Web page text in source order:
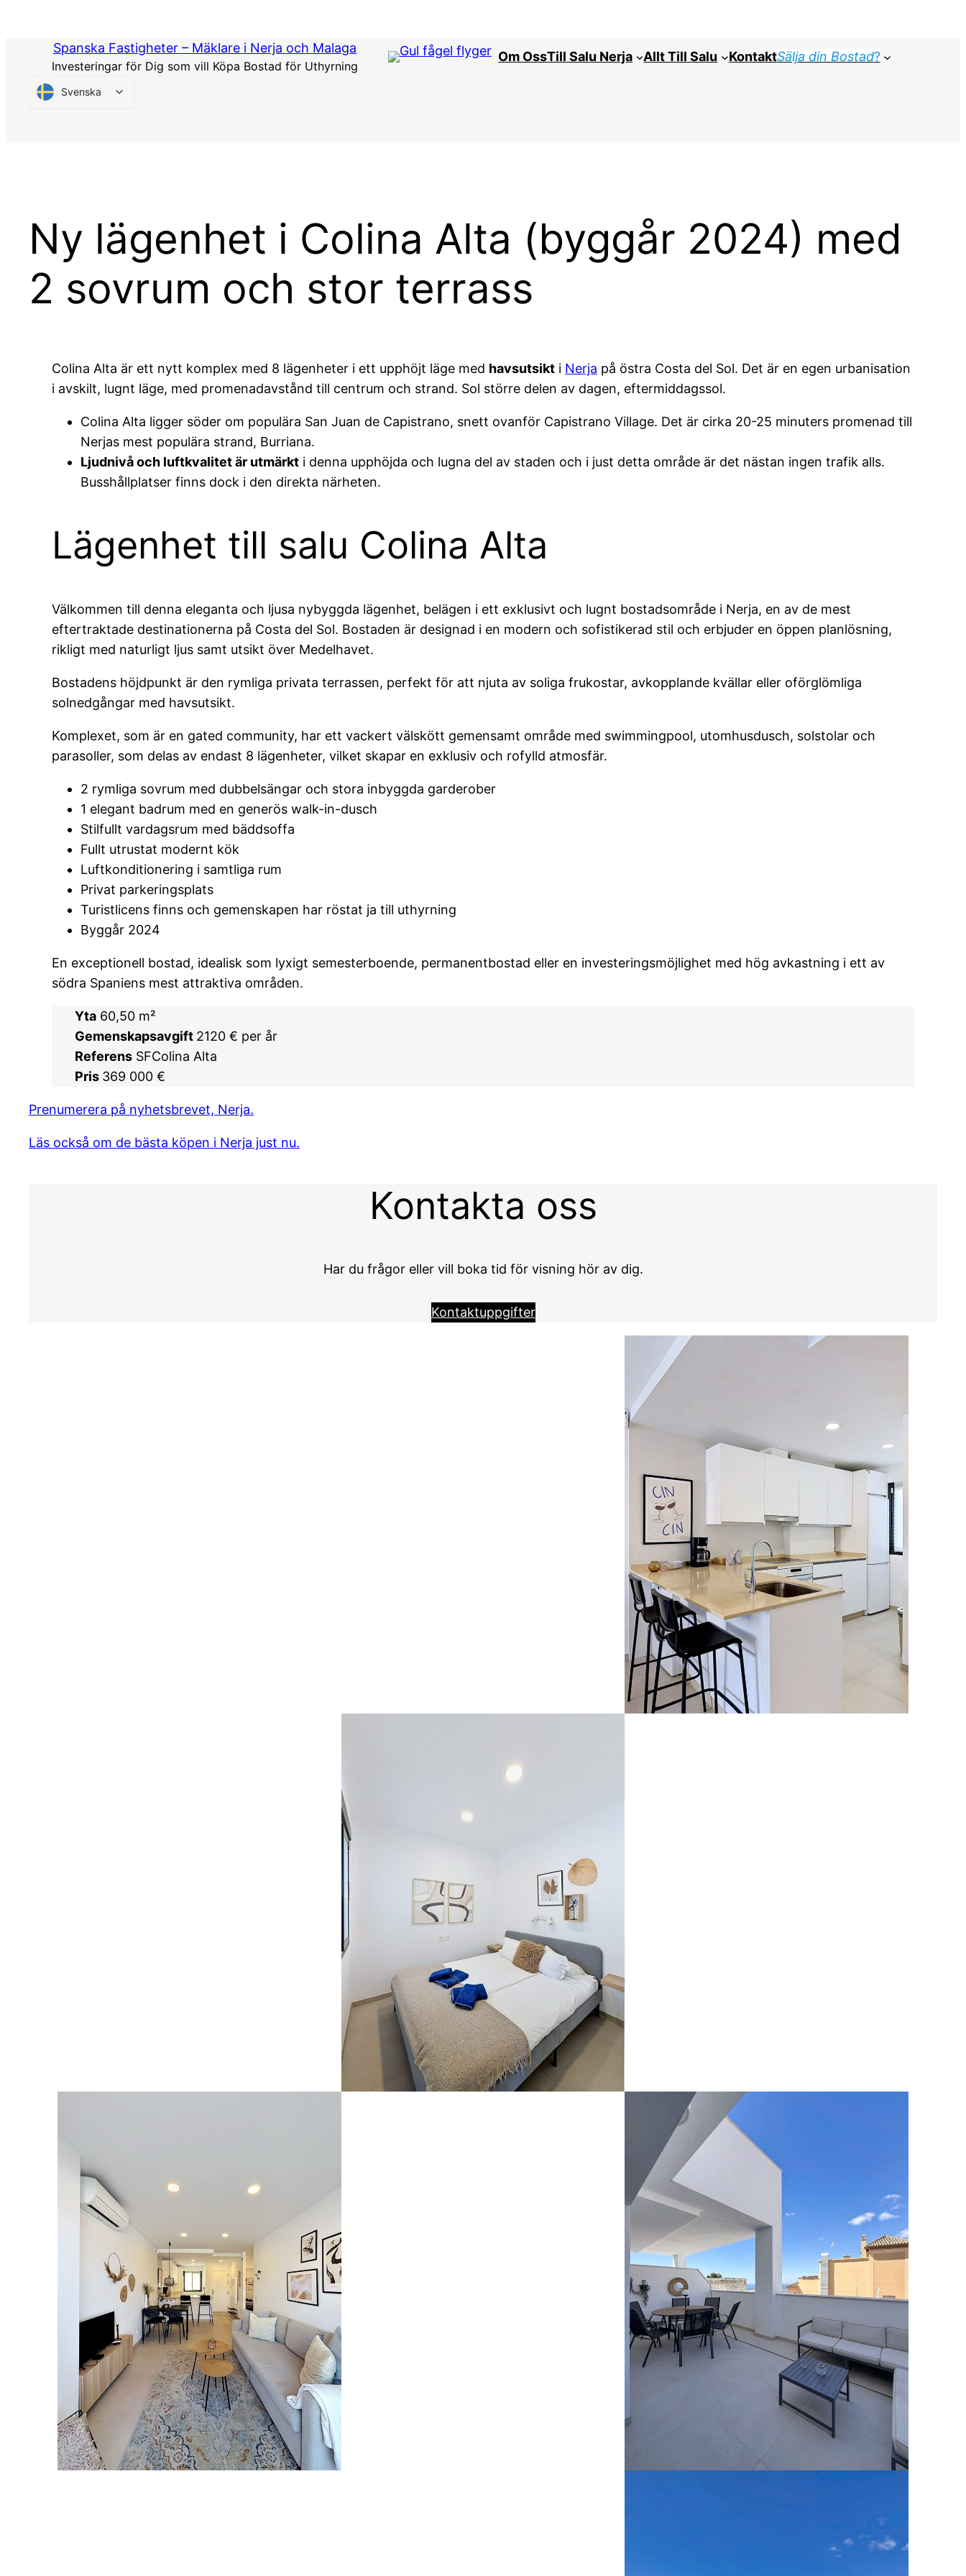
Spanska Fastigheter – Mäklare i Nerja och Malaga
Investeringar för Dig som vill Köpa Bostad för Uthyrning
Om OssTill Salu Nerja Allt Till Salu KontaktSälja din Bostad?
Svenska
Ny lägenhet i Colina Alta (byggår 2024) med
2 sovrum och stor terrass
Colina Alta är ett nytt komplex med 8 lägenheter i ett upphöjt läge med havsutsikt i Nerja på östra Costa del Sol. Det är en egen urbanisation
i avskilt, lugnt läge, med promenadavstånd till centrum och strand. Sol större delen av dagen, eftermiddagssol.
Colina Alta ligger söder om populära San Juan de Capistrano, snett ovanför Capistrano Village. Det är cirka 20-25 minuters promenad till
Nerjas mest populära strand, Burriana.
Ljudnivå och luftkvalitet är utmärkt i denna upphöjda och lugna del av staden och i just detta område är det nästan ingen trafik alls.
Busshållplatser finns dock i den direkta närheten.
Lägenhet till salu Colina Alta
Välkommen till denna eleganta och ljusa nybyggda lägenhet, belägen i ett exklusivt och lugnt bostadsområde i Nerja, en av de mest
eftertraktade destinationerna på Costa del Sol. Bostaden är designad i en modern och sofistikerad stil och erbjuder en öppen planlösning,
rikligt med naturligt ljus samt utsikt över Medelhavet.
Bostadens höjdpunkt är den rymliga privata terrassen, perfekt för att njuta av soliga frukostar, avkopplande kvällar eller oförglömliga
solnedgångar med havsutsikt.
Komplexet, som är en gated community, har ett vackert välskött gemensamt område med swimmingpool, utomhusdusch, solstolar och
parasoller, som delas av endast 8 lägenheter, vilket skapar en exklusiv och rofylld atmosfär.
2 rymliga sovrum med dubbelsängar och stora inbyggda garderober
1 elegant badrum med en generös walk-in-dusch
Stilfullt vardagsrum med bäddsoffa
Fullt utrustat modernt kök
Luftkonditionering i samtliga rum
Privat parkeringsplats
Turistlicens finns och gemenskapen har röstat ja till uthyrning
Byggår 2024
En exceptionell bostad, idealisk som lyxigt semesterboende, permanentbostad eller en investeringsmöjlighet med hög avkastning i ett av
södra Spaniens mest attraktiva områden.
Yta 60,50 m²
Gemenskapsavgift 2120 € per år
Referens SFColina Alta
Pris 369 000 €
Prenumerera på nyhetsbrevet, Nerja.
Läs också om de bästa köpen i Nerja just nu.
Kontakta oss
Har du frågor eller vill boka tid för visning hör av dig.
Kontaktuppgifter